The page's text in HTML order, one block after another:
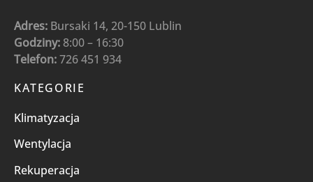
Adres: Bursaki 14, 20-150 Lublin
Godziny: 8:00 – 16:30
Telefon:726 451 934
KATEGORIE
Klimatyzacja
Wentylacja
Rekuperacja